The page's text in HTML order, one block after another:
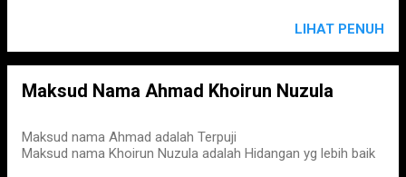
LIHAT PENUH
Maksud Nama Ahmad Khoirun Nuzula
Maksud nama Ahmad adalah Terpuji
Maksud nama Khoirun Nuzula adalah Hidangan yg lebih baik